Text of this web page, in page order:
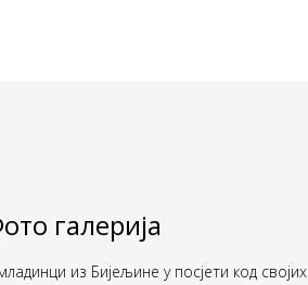
галерија
из Бијељине у посјети код својих